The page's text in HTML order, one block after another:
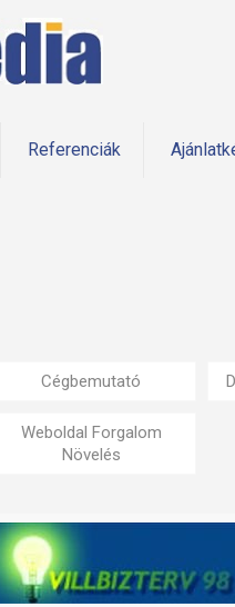
Referenciák
Cégbemutató
Weboldal Forgalom
Növelés